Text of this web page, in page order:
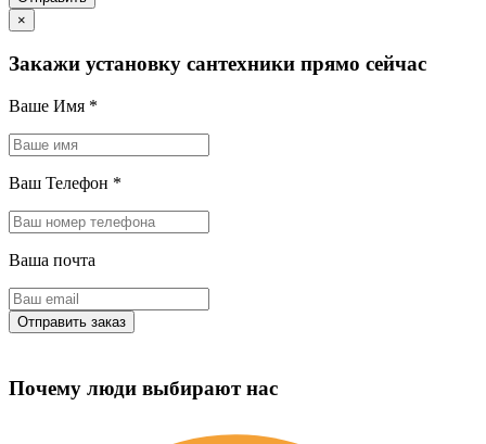
×
Закажи установку сантехники прямо сейчас
Ваше Имя *
Ваш Телефон *
Ваша почта
Почему люди выбирают нас